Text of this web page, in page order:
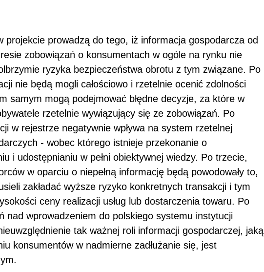
projekcie prowadzą do tego, iż informacja gospodarcza od
zobowiązań o konsumentach w ogóle na rynku nie
ryzyka bezpieczeństwa obrotu z tym związane. Po
nie będą mogli całościowo i rzetelnie ocenić zdolności
samym mogą podejmować błędne decyzje, za które w
rzetelnie wywiązujący się ze zobowiązań. Po
w rejestrze negatywnie wpływa na system rzetelnej
- wobec którego istnieje przekonanie o
i udostępnianiu w pełni obiektywnej wiedzy. Po trzecie,
w oparciu o niepełną informację będą powodowały to,
zakładać wyższe ryzyko konkretnych transakcji i tym
ceny realizacji usług lub dostarczenia towaru. Po
nad wprowadzeniem do polskiego systemu instytucji
tak ważnej roli informacji gospodarczej, jaką
konsumentów w nadmierne zadłużanie się, jest